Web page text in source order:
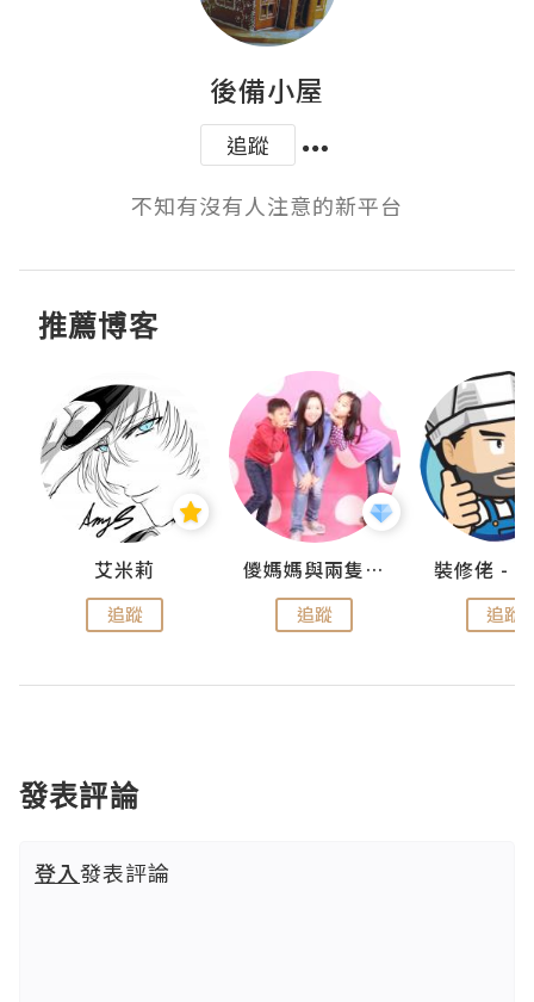
後備小屋
追蹤
不知有沒有人注意的新平台
推薦博客
艾米莉
追蹤
儍媽媽與兩隻小魔怪之家
追蹤 追蹤
發表評論
登入發表評論